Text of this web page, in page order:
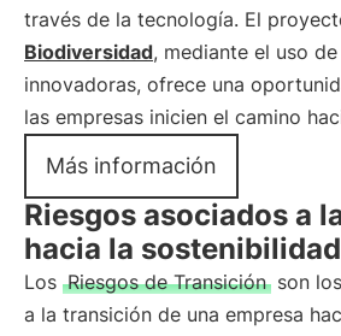
través de la tecnología. El
Biodiversidad, mediante el uso
innovadoras, ofrece una
las empresas inicien el camino
Más información
Riesgos asociados a
hacia la sostenibilidad
Los Riesgos de Transición son
a la transición de una empresa